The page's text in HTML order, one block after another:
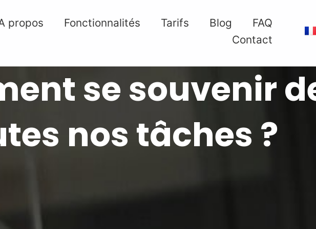
propos Fonctionnalités Tarifs Blog
FAQ
Contact
se souvenir
nos tâches ?